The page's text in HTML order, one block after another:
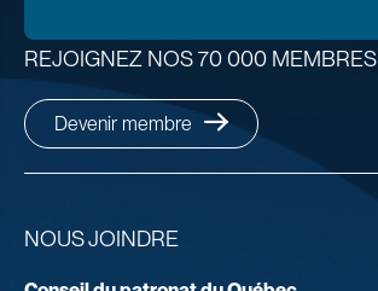
NOUS JOINDRE
REJOIGNEZ NOS 70 000 MEMBRES
Devenir membre